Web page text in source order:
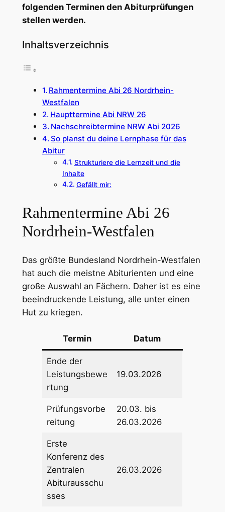
folgenden Terminen den Abiturprüfungen
stellen werden.
Inhaltsverzeichnis
Rahmentermine Abi 26 Nordrhein-
Westfalen
Haupttermine Abi NRW 26
Nachschreibtermine NRW Abi 2026
So planst du deine Lernphase für das
Abitur
Strukturiere die Lernzeit und die
Inhalte
Gefällt mir:
Rahmentermine Abi 26
Nordrhein-Westfalen
Das größte Bundesland Nordrhein-Westfalen
hat auch die meistne Abiturienten und eine
große Auswahl an Fächern. Daher ist es eine
beeindruckende Leistung, alle unter einen
Hut zu kriegen.
Termin Datum
Ende der
Leistungsbewe
rtung
19.03.2026
Prüfungsvorbe
reitung
20.03. bis
26.03.2026
Erste
Konferenz des
Zentralen
Abiturausschu
sses
26.03.2026